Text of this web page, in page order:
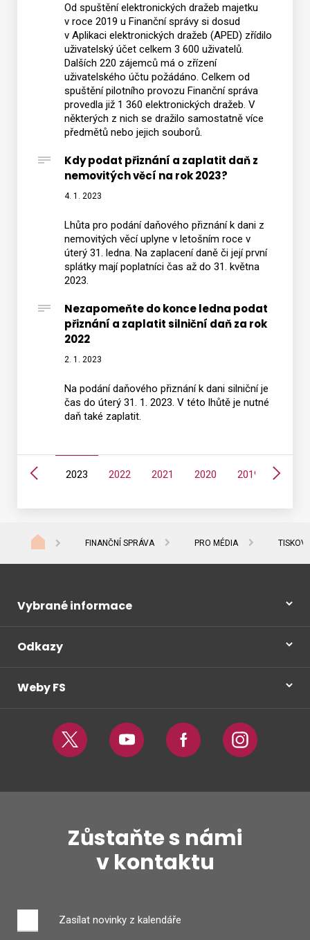
Od spuštění elektronických dražeb majetku
v roce 2019 u Finanční správy si dosud
v Aplikaci elektronických dražeb (APED) zřídilo
uživatelský účet celkem 3 600 uživatelů.
Dalších 220 zájemců má o zřízení
uživatelského účtu požádáno. Celkem od
spuštění pilotního provozu Finanční správa
provedla již 1 360 elektronických dražeb. V
některých z nich se dražilo samostatně více
předmětů nebo jejich souborů.
Kdy podat přiznání a zaplatit daň z
nemovitých věcí na rok 2023?
4. 1. 2023
Lhůta pro podání daňového přiznání k dani z
nemovitých věcí uplyne v letošním roce v
úterý 31. ledna. Na zaplacení daně či její první
splátky mají poplatníci čas až do 31. května
2023.
Nezapomeňte do konce ledna podat
přiznání a zaplatit silniční daň za rok
2022
2. 1. 2023
Na podání daňového přiznání k dani silniční je
čas do úterý 31. 1. 2023. V této lhůtě je nutné
daň také zaplatit.
Předchozí
2024 2023 2022 2021 2020 2019 2018
Další
FINANČNÍ SPRÁVA PRO MÉDIA
Vybrané informace
Odkazy
Weby FS
Twitter Youtube Facebook Instagram
Zůstaňte s námi
v kontaktu
Zasílat novinky z kalendáře